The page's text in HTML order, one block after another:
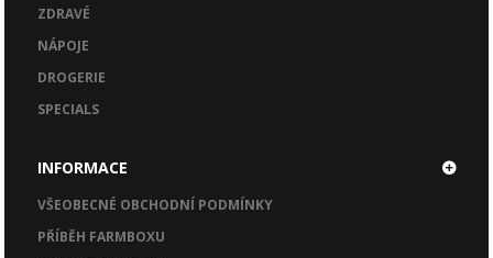
ZDRAVÉ
NÁPOJE
DROGERIE
SPECIALS
INFORMACE
VŠEOBECNÉ OBCHODNÍ PODMÍNKY
PŘÍBĚH FARMBOXU